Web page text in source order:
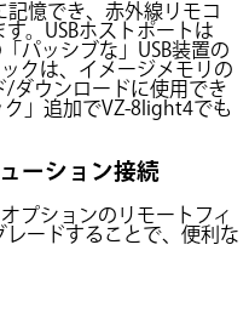
憶でき、赤外線リモコ
。USBホストポートは
パッシブな」USB装置の
クは、イメージメモリの
ダウンロードに使用でき
」追加でVZ-8light4でも
ーション接続
プションのリモートフィ
ードすることで、便利な